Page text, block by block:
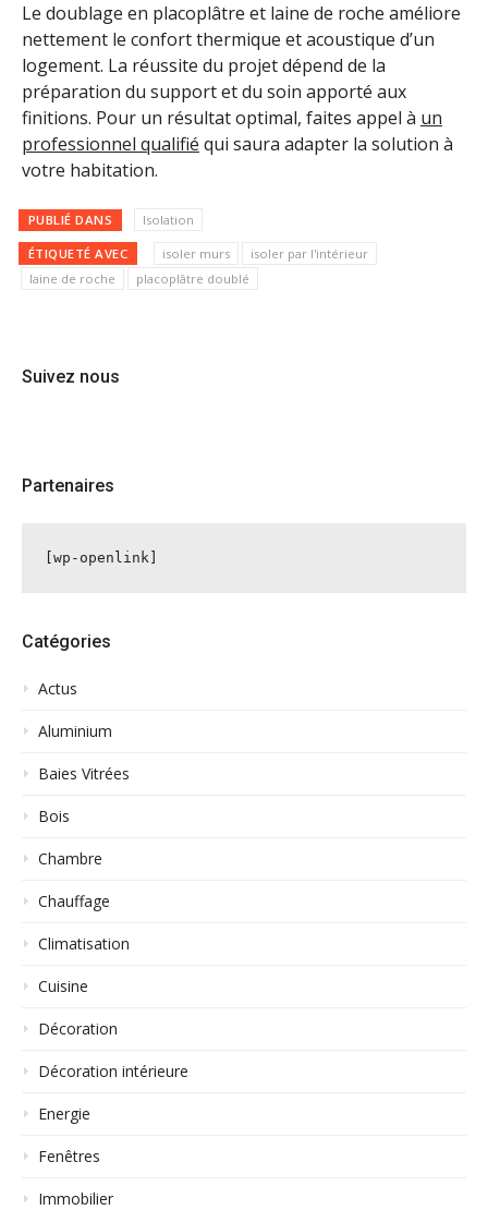
Le doublage en placoplâtre et laine de roche améliore
nettement le confort thermique et acoustique d’un
logement. La réussite du projet dépend de la
préparation du support et du soin apporté aux
finitions. Pour un résultat optimal, faites appel à un
professionnel qualifié qui saura adapter la solution à
votre habitation.
PUBLIÉ DANS Isolation
ÉTIQUETÉ AVEC isoler murs
isoler par l'intérieur
laine de roche
placoplâtre doublé
Suivez nous
Partenaires
[wp-openlink]
Catégories
Actus
Aluminium
Baies Vitrées
Bois
Chambre
Chauffage
Climatisation
Cuisine
Décoration
Décoration intérieure
Energie
Fenêtres
Immobilier